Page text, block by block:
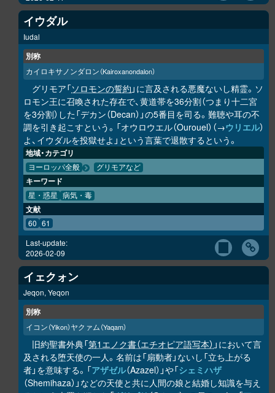
イウダル
Iudal
別称
カイロキサノンダロン（Kairoxanondalon）
グリモア「ソロモンの誓約 」に言及される悪魔ないし精霊。ソ
ロモン王に召喚された存在で、黄道帯を36分割（つまり十二宮
を3分割）した「デカン（Decan）」の5番目を司る。難聴や耳の不
調を引き起こすという。「オウロウエル（Ourouel）（→ウリエル）
よ、イウダルを投獄せよ」という言葉で退散するという。
地域・カテゴリ
ヨーロッパ全般 グリモアなど
キーワード
星・惑星 病気・毒
文献
60 61
Last-update:
2026-02-09
イェクォン
Jeqon, Yeqon
別称
イコン（Yikon）ヤクァム（Yaqam）
旧約聖書外典「第1エノク書（エチオピア語写本） 」において言
及される堕天使の一人。名前は「扇動者」ないし「立ち上がる
者」を意味する。「アザゼル（Azazel）」や「シェミハザ
（Shemihaza）」などの天使と共に人間の娘と結婚し知識を与え